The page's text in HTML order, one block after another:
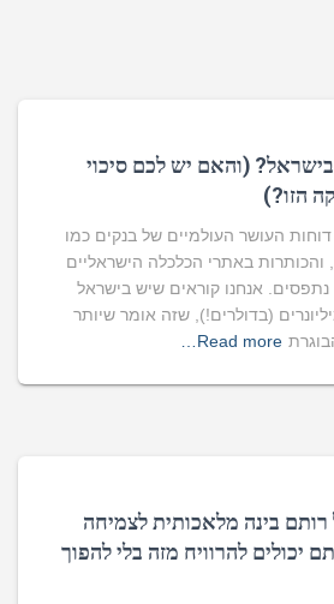
(והאם יש לכם סיכוי
הזו?)
העושר העולמיים של בנקים כמו
'קרדיט סוויס' או UBS, והכותרות באתרי הכלכלה הישראליים
אנחנו קוראים שיש בישראל
מ-170,000 מיליונרים (בדולרים!), שזה אומר שיותר
Read more…
רותם בינה מלאכותית לצמיחה
יכולים להרוויח מזה בלי להפוך